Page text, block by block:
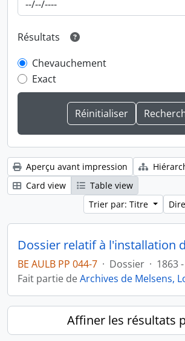
Résultats
Chevauchement
Exact
Aperçu avant impression
Card view
Table view
Trier par: Titre
BE AULB PP 044-7 · Dossier · 1863
Fait partie deArchives de Melsens,
Affiner les résultats